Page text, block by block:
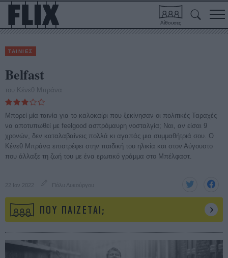
Αίθουσες
ΤΑΙΝΙΕΣ
Belfast
του Κένεθ Μπράνα
Μπορεί μία ταινία για το καλοκαίρι που ξεκίνησαν οι πολιτικές Ταραχές
να αποτυπωθεί με feelgood ασπρόμαυρη νοσταλγία; Ναι, αν είσαι 9
χρονών, δεν καταλαβαίνεις πολλά κι αγαπάς μια συμμαθήτριά σου. O
Κένεθ Μπράνα επιστρέφει στην παιδική του ηλικία και στον Αύγουστο
που άλλαξε τη ζωή του με ένα ερωτικό γράμμα στο Μπέλφαστ.
22 Ιαν 2022 Πόλυ Λυκούργου
ΠΟΥ ΠΑΙΖΕΤΑΙ;